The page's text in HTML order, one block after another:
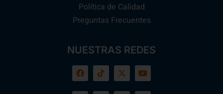
Política de Calidad
Preguntas Frecuentes
NUESTRAS REDES